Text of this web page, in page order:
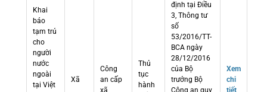
Khai
báo
tạm trú
cho
người
nước
ngoài
tại Việt
Xã
Công
an cấp
xã
Thủ
tục
hành
định tại Điều
3, Thông tư
số
53/2016/TT-
BCA ngày
28/12/2016
của Bộ
trưởng Bộ
Công an quy
Xem
chi
tiết